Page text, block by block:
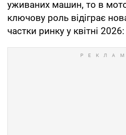
уживаних машин, то в
ключову роль відіграє
частки ринку у квітні 2026: